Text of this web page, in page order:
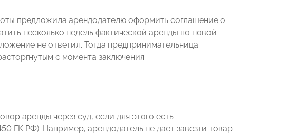
предложила арендодателю оформить соглашение о
несколько недель фактической аренды по новой
не ответил. Тогда предпринимательница
с момента заключения.
аренды через суд, если для этого есть
ГК РФ). Например, арендодатель не дает завезти товар